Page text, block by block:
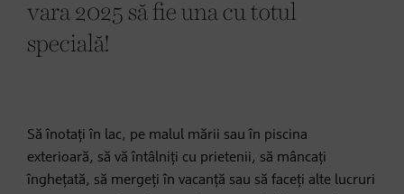
vara 2025 să fie una cu totul
specială!
Să înotați în lac, pe malul mării sau în piscina
exterioară, să vă întâlniți cu prietenii, să mâncați
înghețată, să mergeți în vacanță sau să faceți alte lucruri